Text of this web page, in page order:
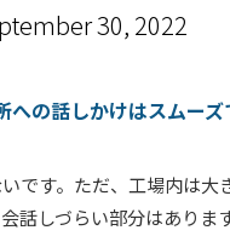
30, 2022
への話しかけはスムーズ
です。ただ、工場内は大
話しづらい部分はありま